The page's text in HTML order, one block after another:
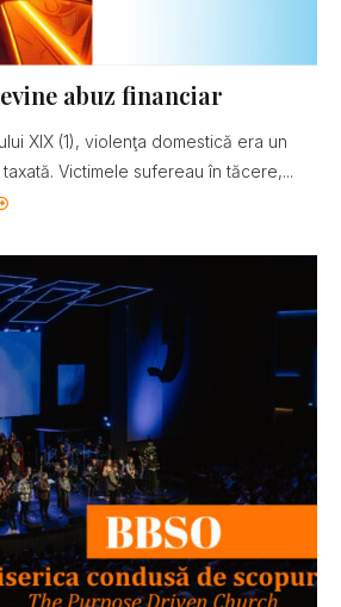
abuz financiar
XIX (1), violenţa domestică era un
Victimele sufereau în tăcere,...